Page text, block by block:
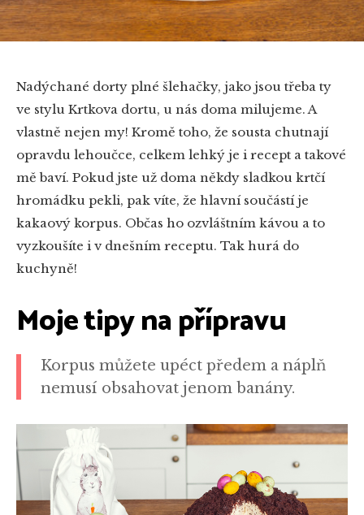
Nadýchané dorty plné šlehačky, jako jsou třeba ty
ve stylu Krtkova dortu, u nás doma milujeme. A
vlastně nejen my! Kromě toho, že sousta chutnají
opravdu lehoučce, celkem lehký je i recept a takové
mě baví. Pokud jste už doma někdy sladkou krtčí
hromádku pekli, pak víte, že hlavní součástí je
kakaový korpus. Občas ho ozvláštním kávou a to
vyzkoušíte i v dnešním receptu. Tak hurá do
kuchyně!
Moje tipy na přípravu
Korpus můžete upéct předem a náplň
nemusí obsahovat jenom banány.